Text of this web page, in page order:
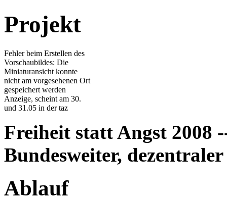
Projekt
Fehler beim Erstellen des
Vorschaubildes: Die
Miniaturansicht konnte
nicht am vorgesehenen Ort
gespeichert werden
Anzeige, scheint am 30.
und 31.05 in der taz
Freiheit statt Angst 2008
Bundesweiter,
Ablauf